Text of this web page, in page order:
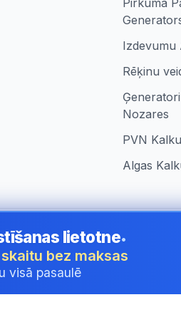
Pirkuma
Izdevumu
Rēķinu
Nozares
PVN
Algas
•Uzņēmumiem Latvia
lietotne•
bez maksas
visā pasaulē